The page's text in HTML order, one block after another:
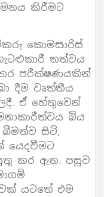
කිරීමට
කොමසාරිස්
තත්වය
පරීක්ෂණයකින්
දීම වෘත්තීය
ඒ හේතුවෙන්
බිය
සිටි,
යෙදවීමට
කර ඇත. පසුව
යටතේ එම